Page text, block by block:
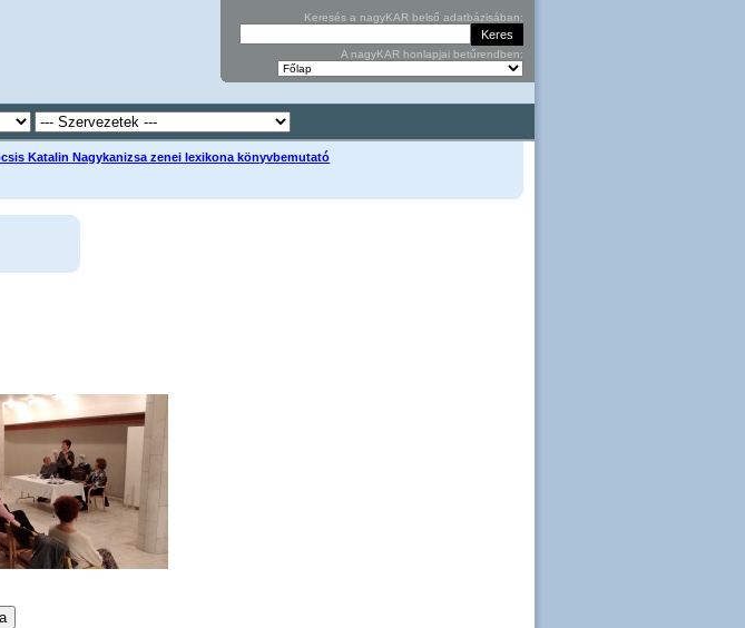
Keresés a nagyKAR belső adatbázisában:
A nagyKAR honlapjai betűrendben:
Katalin Nagykanizsa zenei lexikona könyvbemutató